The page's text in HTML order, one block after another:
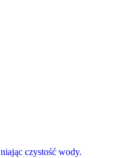
czystość wody.